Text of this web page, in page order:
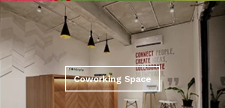
Coworking Space